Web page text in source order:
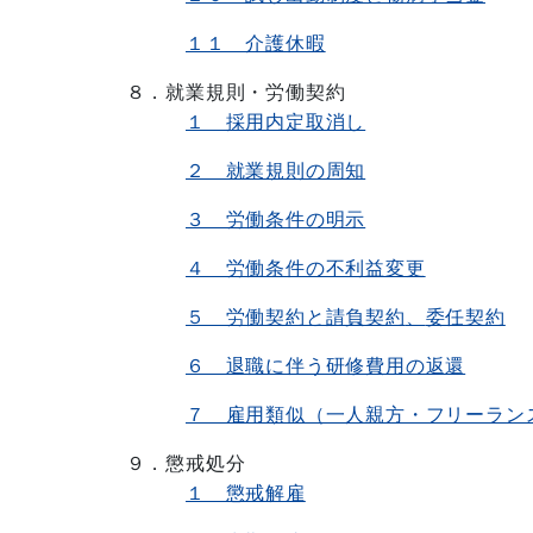
１１ 介護休暇
８．就業規則・労働契約
１ 採用内定取消し
２ 就業規則の周知
３ 労働条件の明示
４ 労働条件の不利益変更
５ 労働契約と請負契約 委任契約
６ 退職に伴う研修費用の返還
７ 雇用類似（一人親方・フリーラン
９．懲戒処分
１ 懲戒解雇